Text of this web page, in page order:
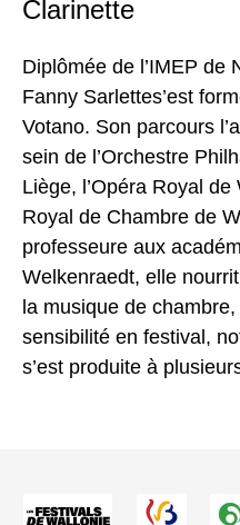
Clarinette
Diplômée de l’IMEP de
Fanny Sarlettes’est
Votano. Son parcours
sein de l’Orchestre
Liège, l’Opéra Royal de
Royal de Chambre de
professeure aux
Welkenraedt, elle
la musique de
sensibilité en festival,
s’est produite à